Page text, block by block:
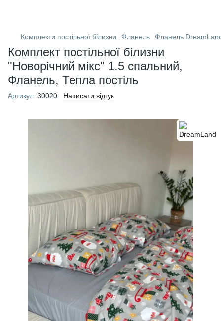
Комплекти постільної білизни Фланель Фланель
Комплект постільної білизни
"Новорічний мікс" 1.5 спальний,
Фланель, Тепла постіль
Артикул: 30020 Написати відгук